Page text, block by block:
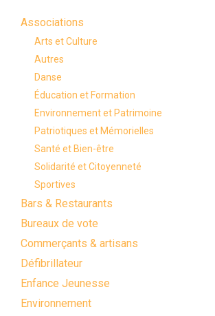
Associations
Arts et Culture
Autres
Danse
Éducation et Formation
Environnement et Patrimoine
Patriotiques et Mémorielles
Santé et Bien-être
Solidarité et Citoyenneté
Sportives
Bars & Restaurants
Bureaux de vote
Commerçants & artisans
Défibrillateur
Enfance Jeunesse
Environnement